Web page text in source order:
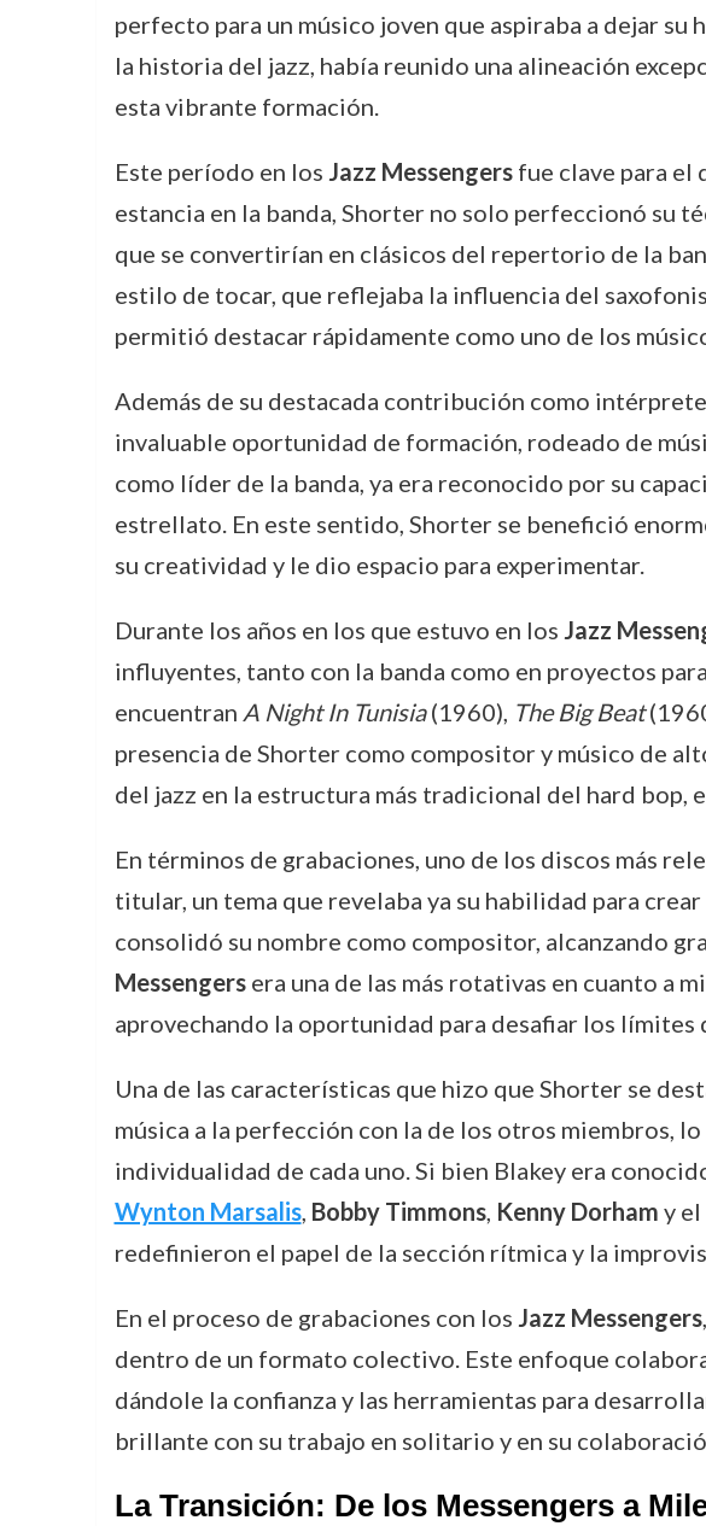
perfecto para un músico joven que aspiraba a dejar
la historia del jazz, había reunido una alineación
esta vibrante formación.
Este período en los Jazz Messengersfue clave para el
estancia en la banda, Shorter no solo perfeccionó su
que se convertirían en clásicos del repertorio de la
estilo de tocar, que reflejaba la influencia del
permitió destacar rápidamente como uno de los
Además de su destacada contribución como
invaluable oportunidad de formación, rodeado de
como líder de la banda, ya era reconocido por su
estrellato. En este sentido, Shorter se benefició
su creatividad y le dio espacio para experimentar.
Durante los años en los que estuvo en los Jazz
influyentes, tanto con la banda como en proyectos
encuentran A Night In Tunisia(1960), The Big Beat
presencia de Shorter como compositor y músico de
del jazz en la estructura más tradicional del hard
En términos de grabaciones, uno de los discos más
titular, un tema que revelaba ya su habilidad para
consolidó su nombre como compositor, alcanzando
Messengersera una de las más rotativas en cuanto a
aprovechando la oportunidad para desafiar los
Una de las características que hizo que Shorter se
música a la perfección con la de los otros miembros,
individualidad de cada uno. Si bien Blakey era
Wynton Marsalis, Bobby Timmons, Kenny Dorham y
redefinieron el papel de la sección rítmica y la
En el proceso de grabaciones con los Jazz Messengers
dentro de un formato colectivo. Este enfoque
dándole la confianza y las herramientas para
brillante con su trabajo en solitario y en su
La Transición: De los Messengers a